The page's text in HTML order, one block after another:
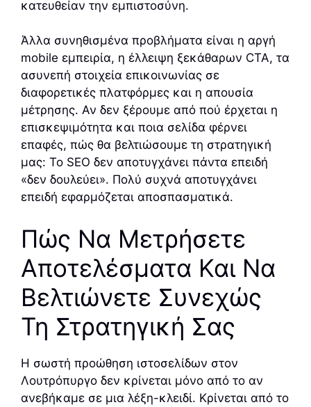
κατευθείαν την εμπιστοσύνη.
Άλλα συνηθισμένα προβλήματα είναι η αργή
mobile εμπειρία, η έλλειψη ξεκάθαρων CTA, τα
ασυνεπή στοιχεία επικοινωνίας σε
διαφορετικές πλατφόρμες και η απουσία
μέτρησης. Αν δεν ξέρουμε από πού έρχεται η
επισκεψιμότητα και ποια σελίδα φέρνει
επαφές, πώς θα βελτιώσουμε τη στρατηγική
μας: Το SEO δεν αποτυγχάνει πάντα επειδή
«δεν δουλεύει». Πολύ συχνά αποτυγχάνει
επειδή εφαρμόζεται αποσπασματικά.
Πώς Να Μετρήσετε
Αποτελέσματα Και Να
Βελτιώνετε Συνεχώς
Τη Στρατηγική Σας
Η σωστή προώθηση ιστοσελίδων στον
Λουτρόπυργο δεν κρίνεται μόνο από το αν
ανεβήκαμε σε μια λέξη-κλειδί. Κρίνεται από το